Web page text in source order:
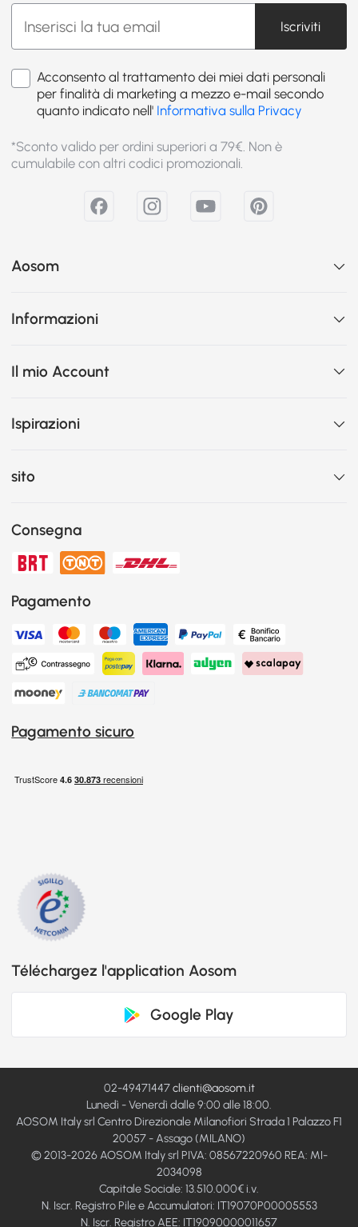
Iscriviti
Acconsento al trattamento dei miei dati personali
per finalità di marketing a mezzo e-mail secondo
quanto indicato nell' Informativa sulla Privacy
*Sconto valido per ordini superiori a 79€. Non è
cumulabile con altri codici promozionali.
Aosom
Informazioni
Il mio Account
Ispirazioni
sito
Consegna
Pagamento
Pagamento sicuro
Téléchargez l'application Aosom
Google Play
02-49471447clienti@aosom.it
Lunedì - Venerdì dalle 9:00 alle 18:00.
AOSOM Italy srl Centro Direzionale Milanofiori Strada 1 Palazzo F1
20057 - Assago (MILANO)
© 2013-2026 AOSOM Italy srl PIVA: 08567220960 REA: MI-
2034098
Capitale Sociale: 13.510.000€ i.v.
N. Iscr. Registro Pile e Accumulatori: IT19070P00005553
N. Iscr. Registro AEE: IT19090000011657